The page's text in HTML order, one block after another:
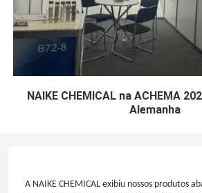
NAIKE CHEMICAL na ACHEMA
Alemanha
A NAIKE CHEMICAL exibiu nossos produtos